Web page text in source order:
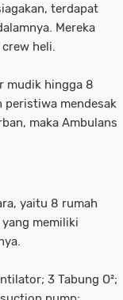
terdapat
Mereka
heli.
mudik hingga 8
peristiwa mendesak
maka Ambulans
yaitu 8 rumah
memiliki
3 Tabung O²;